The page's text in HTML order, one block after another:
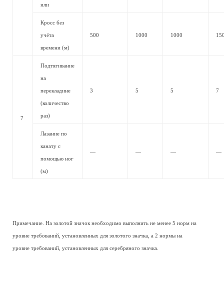
или
Кросс без
учёта
времени (м)
500 1000 1000
7
Подтягивание
на
перекладине
(количество
раз)
3 5 5 7
Лазание по
канату с
помощью ног
(м)
— — — —
Примечание. На золотой значок необходимо выполнить не менее 5 норм на
уровне требований, установленных для золотого значка, а 2 нормы на
уровне требований, установленных для серебряного значка.